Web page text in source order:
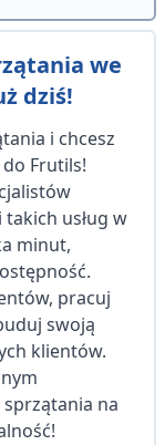
we
dziś!
i chcesz
Frutils!
usług w
minut,
pracuj
swoją
klientów.
na